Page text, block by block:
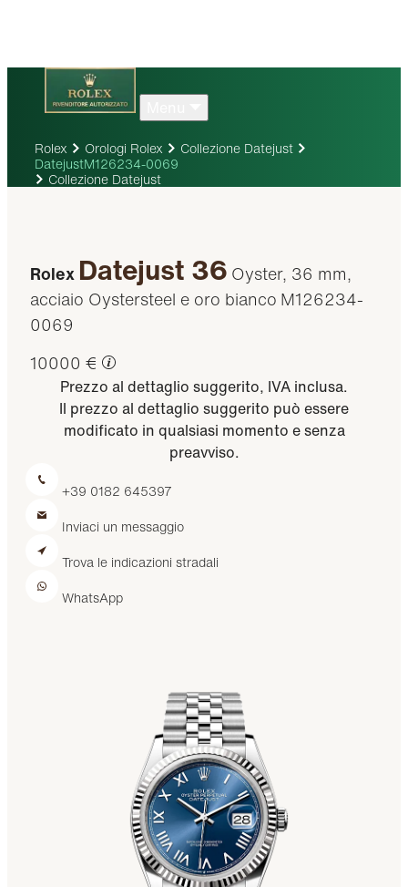
Rolex Orologi Rolex
Collezione Datejust
DatejustM126234-0069
Collezione Datejust
Rolex Datejust 36 Oyster, 36 mm,
acciaio Oystersteel e oro bianco M126234-
0069
10000 €
Prezzo al dettaglio suggerito, IVA inclusa.
Il prezzo al dettaglio suggerito può essere
modificato in qualsiasi momento e senza
preavviso.
+39 0182 645397
Inviaci un messaggio
Trova le indicazioni stradali
WhatsApp